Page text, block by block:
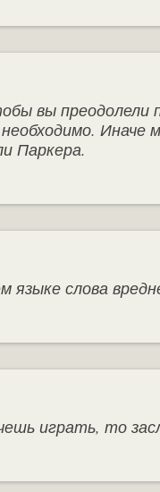
вы преодолели
Иначе
Паркера.
языке слова
играть, то